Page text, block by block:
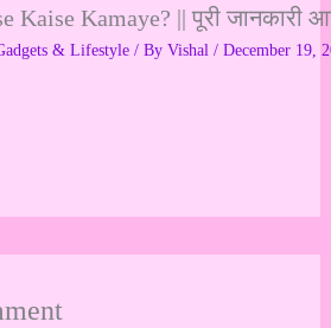
Kaise Kamaye? || पूरी जानकारी
& Lifestyle/ By Vishal / December 19,